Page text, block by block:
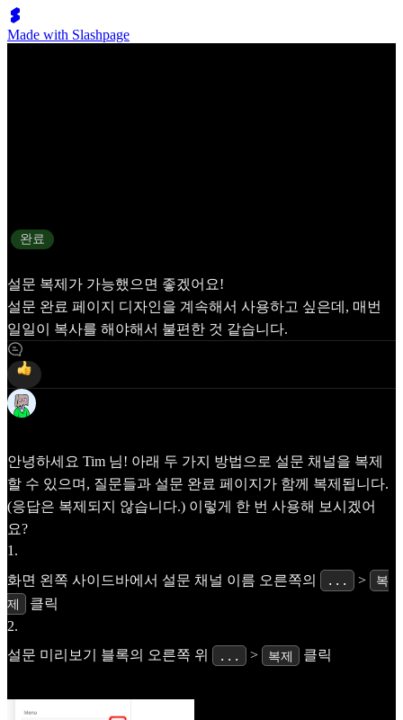
Made with Slashpage
완료
설문 복제가 가능했으면 좋겠어요!
설문 완료 페이지 디자인을 계속해서 사용하고 싶은데, 매번
일일이 복사를 해야해서 불편한 것 같습니다.
안녕하세요 Tim 님! 아래 두 가지 방법으로 설문 채널을 복제
할 수 있으며, 질문들과 설문 완료 페이지가 함께 복제됩니다.
(응답은 복제되지 않습니다.) 이렇게 한 번 사용해 보시겠어
요?
1 .
화면 왼쪽 사이드바에서 설문 채널 이름 오른쪽의
... >
복
제
클릭
2.
설문 미리보기 블록의 오른쪽 위
... > 복제 클릭